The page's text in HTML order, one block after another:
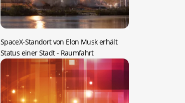
SpaceX-Standort von Elon Musk erhält
Status einer Stadt- Raumfahrt